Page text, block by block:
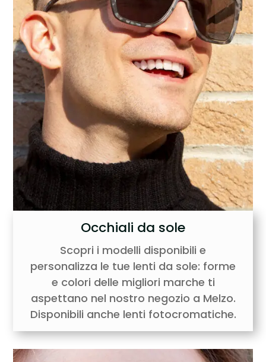
Occhiali da sole
Scopri i modelli disponibili e
personalizza le tue lenti da sole: forme
e colori delle migliori marche ti
aspettano nel nostro negozio a Melzo.
Disponibili anche lenti fotocromatiche.